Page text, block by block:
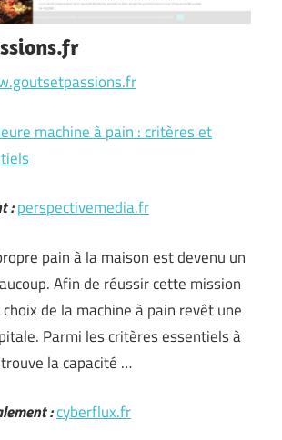
machine à pain : critères et
:perspectivemedia.fr
pain à la maison est devenu un
Afin de réussir cette mission
de la machine à pain revêt une
Parmi les critères essentiels à
la capacité …
:cyberflux.fr